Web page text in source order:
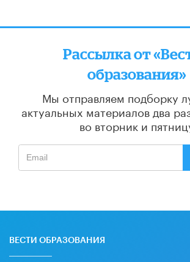
Рассылка от
образования»
Мы отправляем подборку
актуальных материалов два
во вторник и
ВЕСТИ ОБРАЗОВАНИЯ